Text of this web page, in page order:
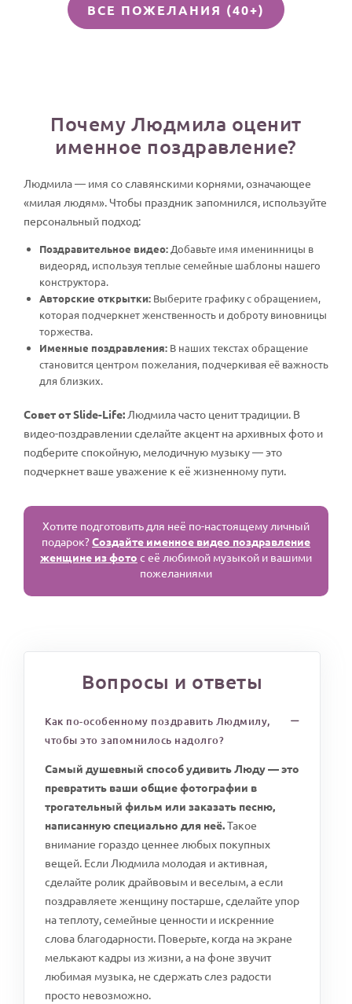
ВСЕ ПОЖЕЛАНИЯ (40+)
Почему Людмила оценит
именное поздравление?
Людмила — имя со славянскими корнями, означающее
«милая людям». Чтобы праздник запомнился, используйте
персональный подход:
Поздравительное видео: Добавьте имя именинницы в
видеоряд, используя теплые семейные шаблоны нашего
конструктора.
Авторские открытки: Выберите графику с обращением,
которая подчеркнет женственность и доброту виновницы
торжества.
Именные поздравления: В наших текстах обращение
становится центром пожелания, подчеркивая её важность
для близких.
Совет от Slide-Life: Людмила часто ценит традиции. В
видео-поздравлении сделайте акцент на архивных фото и
подберите спокойную, мелодичную музыку — это
подчеркнет ваше уважение к её жизненному пути.
Хотите подготовить для неё по-настоящему личный
подарок?Создайте именное видео поздравление
женщине из фото с её любимой музыкой и вашими
пожеланиями
Вопросы и ответы
Как по-особенному поздравить Людмилу,
чтобы это запомнилось надолго?
Самый душевный способ удивить Люду — это
превратить ваши общие фотографии в
трогательный фильм или заказать песню,
написанную специально для неё.Такое
внимание гораздо ценнее любых покупных
вещей. Если Людмила молодая и активная,
сделайте ролик драйвовым и веселым, а если
поздравляете женщину постарше, сделайте упор
на теплоту, семейные ценности и искренние
слова благодарности. Поверьте, когда на экране
мелькают кадры из жизни, а на фоне звучит
любимая музыка, не сдержать слез радости
просто невозможно.